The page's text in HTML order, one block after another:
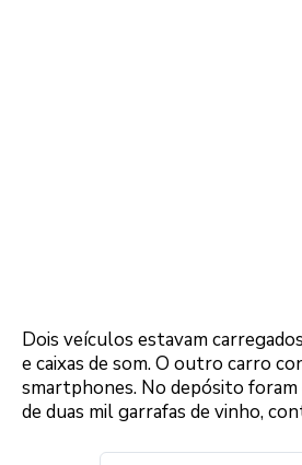
Dois veículos estavam
e caixas de som. O outro carro
smartphones. No depósito
de duas mil garrafas de vinho,